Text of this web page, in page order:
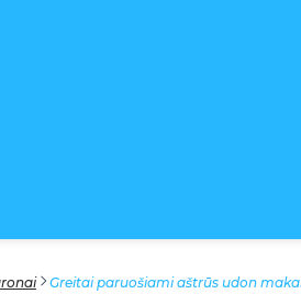
Greitai paruošiami aštrūs udon